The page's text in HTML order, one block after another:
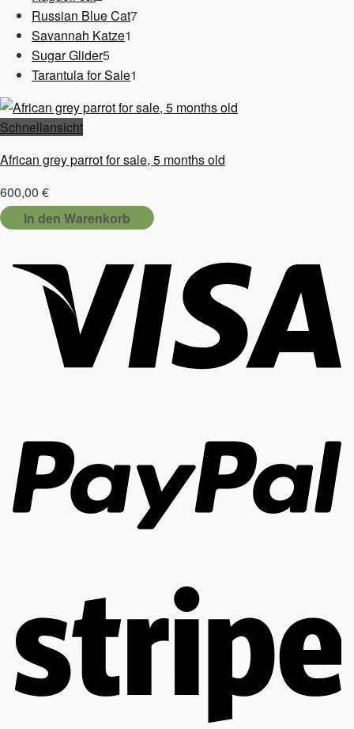
Produkte
Russian Blue Cat77
Savannah Katze1
Sugar Glider55
Produkte
Tarantula for Sale1
Schnellansicht
African grey parrot for sale, 5 months old
600,00 €
In den Warenkorb